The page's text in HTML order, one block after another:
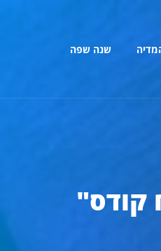
שנה שפה
קודס"